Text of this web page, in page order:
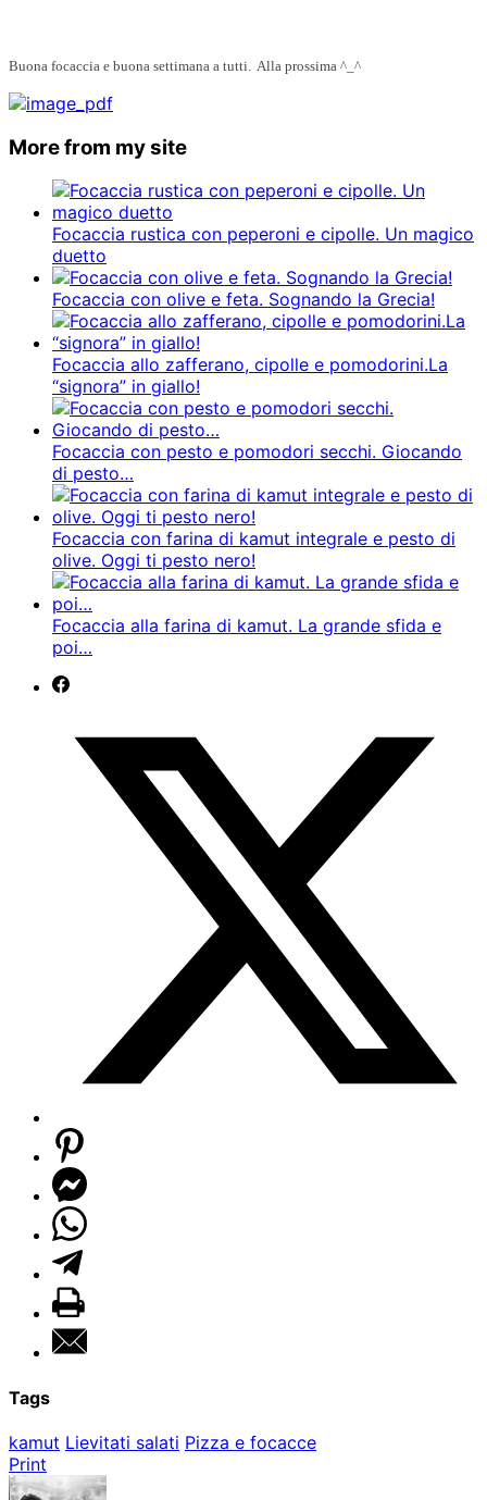
Buona focaccia e buona settimana a tutti. Alla prossima ^_^
More from my site
Focaccia rustica con peperoni e cipolle. Un magico
duetto
Focaccia con olive e feta. Sognando la Grecia!
Focaccia allo zafferano, cipolle e pomodorini.La
“signora” in giallo!
Focaccia con pesto e pomodori secchi. Giocando
di pesto…
Focaccia con farina di kamut integrale e pesto di
olive. Oggi ti pesto nero!
Focaccia alla farina di kamut. La grande sfida e
poi…
Tags
kamut Lievitati salati Pizza e focacce
Print